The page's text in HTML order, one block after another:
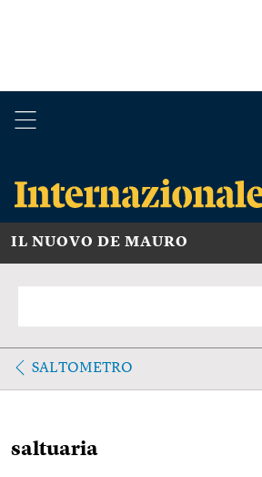
IL NUOVO DE MAURO
SALTOMETRO
saltuaria